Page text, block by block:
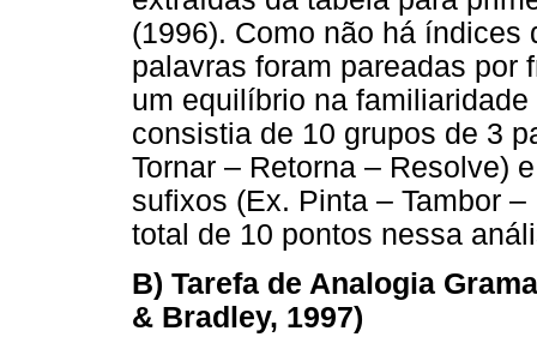
(1996). Como não há índices
palavras foram pareadas por
um equilíbrio na
consistia de 10 grupos de 3
Tornar – Retorna – Resolve)
sufixos (Ex. Pinta – Tambor
total de 10 pontos nessa
B) Tarefa de Analogia
& Bradley, 1997)